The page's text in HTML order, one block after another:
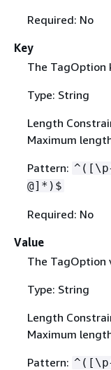
Required: No
Key
The TagOption
Type: String
Length
Maximum
Pattern: ^([\p
@]*)$
Required: No
Value
The TagOption
Type: String
Length
Maximum
Pattern: ^([\p